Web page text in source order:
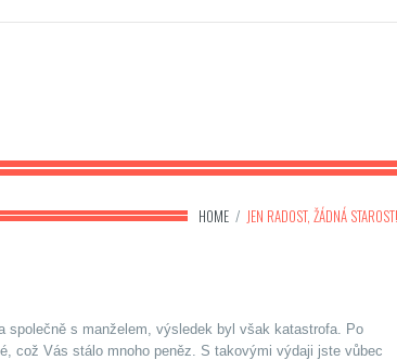
HOME / JEN RADOST, ŽÁDNÁ STAROST!
společně s manželem, výsledek byl však katastrofa. Po
což Vás stálo mnoho peněz. S takovými výdaji jste vůbec